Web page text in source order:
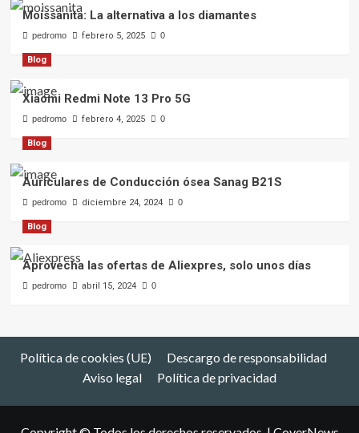
Moissanita: La alternativa a los diamantes
pedromo febrero 5, 2025 0
Blog
Xiaomi Redmi Note 13 Pro 5G
pedromo febrero 4, 2025 0
Blog
Auriculares de Conducción ósea Sanag B21S
pedromo diciembre 24, 2024 0
Blog
Aprovecha las ofertas de Aliexpres, solo unos días
pedromo abril 15, 2024 0
Política de cookies (UE)
Descargo de responsabilidad
Aviso legal
Política de privacidad